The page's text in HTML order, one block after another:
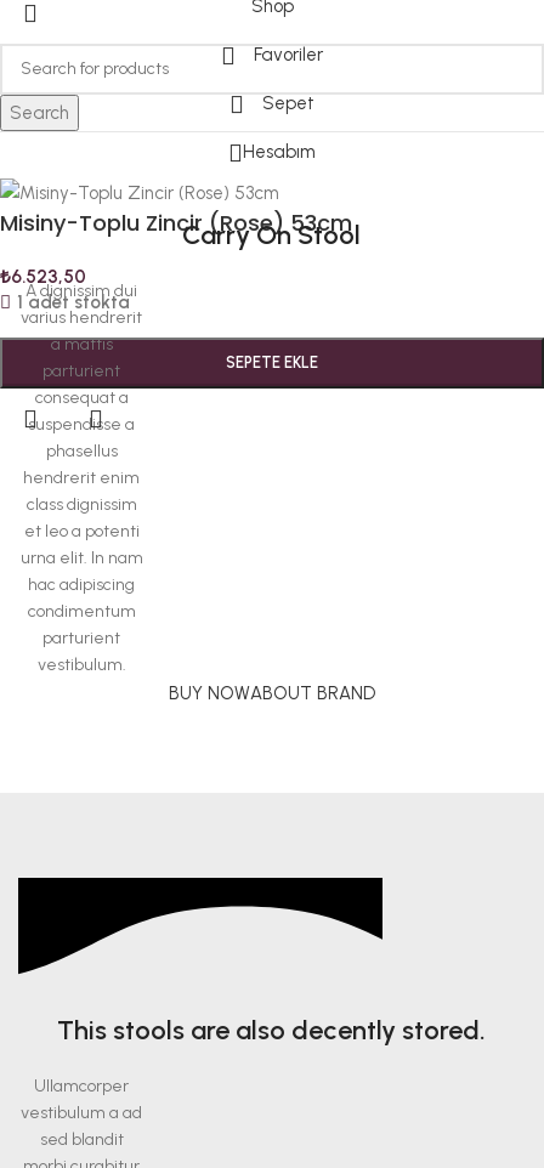
Search
Carry On Stool
A dignissim dui
varius hendrerit
a mattis
parturient
consequat a
suspendisse a
phasellus
hendrerit enim
class dignissim
et leo a potenti
urna elit. In nam
hac adipiscing
condimentum
parturient
vestibulum.
BUY NOWABOUT BRAND
This stools are also decently stored.
Ullamcorper
vestibulum a ad
sed blandit
Shop
Favoriler
Sepet
Hesabım
Misiny-Toplu Zincir (Rose) 53cm
₺6.523,50
1 adet stokta
SEPETE EKLE